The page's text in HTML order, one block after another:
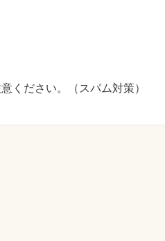
ください。（スパム対策）